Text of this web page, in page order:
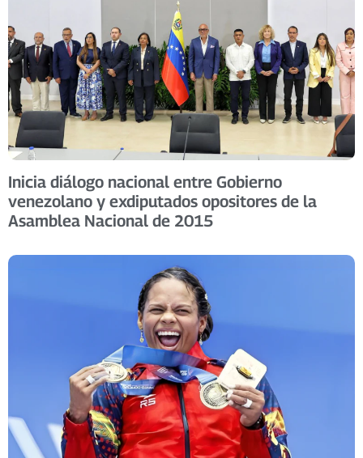
Inicia diálogo nacional entre Gobierno
venezolano y exdiputados opositores de la
Asamblea Nacional de 2015